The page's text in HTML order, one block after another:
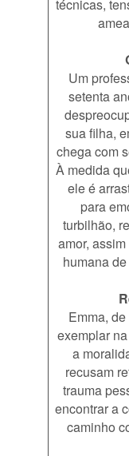
técnicas,
Um
setenta
sua filha,
chega com
À medida
ele é
para
turbilhão,
amor,
humana
Emma,
exemplar
a
recusam
trauma
encontrar a
caminho